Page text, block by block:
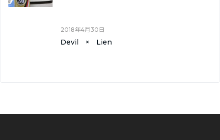
2018年4月30日
Devil × Lien